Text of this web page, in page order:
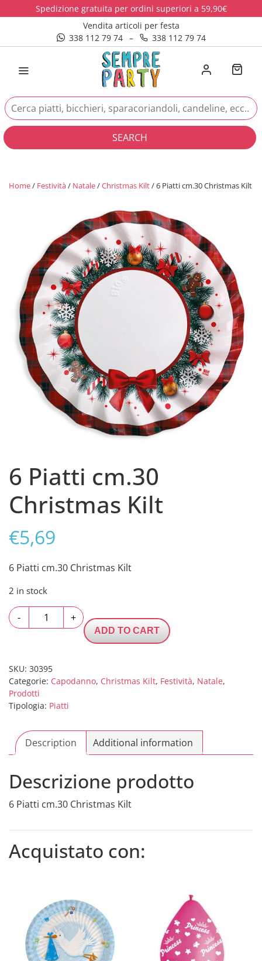
Spedizione gratuita per ordini superiori a 59,90€
Vendita articoli per festa
338 112 79 74
– 338 112 79 74
SEARCH
Home/ Festività/ Natale/Christmas Kilt/ 6 Piatti cm.30 Christmas Kilt
6 Piatti cm.30
Christmas Kilt
€5,69
6 Piatti cm.30 Christmas Kilt
2 in stock
-
Piatti
Kilt
quantity
+
ADD TO CART
SKU: 30395
Categorie: Capodanno, Christmas Kilt, Festività, Natale,
Prodotti
Tipologia: Piatti
Description Additional information
Descrizione prodotto
6 Piatti cm.30 Christmas Kilt
Acquistato con: